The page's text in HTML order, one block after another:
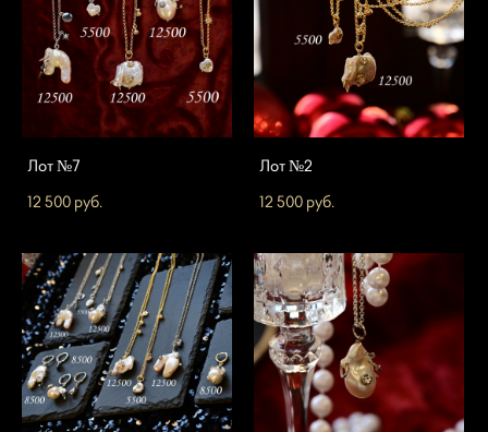
Лот №7
12 500 pуб.
Лот №2
12 500 pуб.